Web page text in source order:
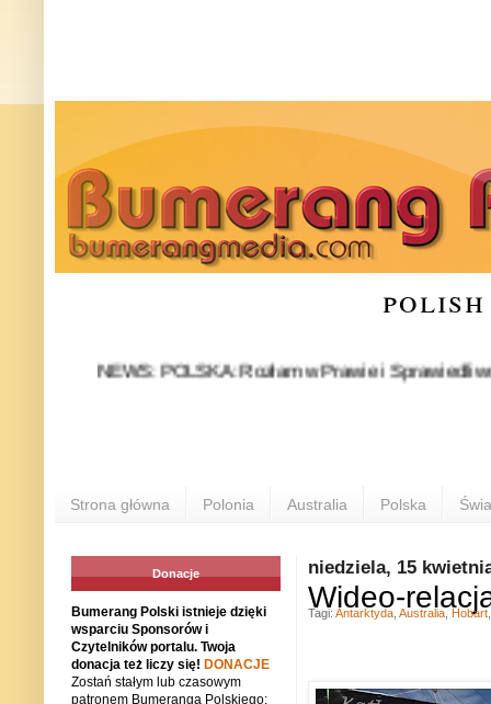
NEWS: POLSKA: Rozłam w Prawie i
Strona główna Polonia Australia Polska
niedziela, 15
Wideo-
Tagi: Antarktyda Australia Hobart
Donacje
Bumerang Polski istnieje dzięki
wsparciu Sponsorów i
Czytelników portalu. Twoja
donacja też liczy się! DONACJE
Zostań stałym lub czasowym
patronem Bumeranga Polskiego: